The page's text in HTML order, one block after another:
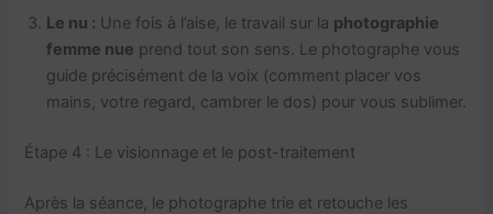
Le nu : Une fois à l’aise, le travail sur la photographie
femme nue prend tout son sens. Le photographe vous
guide précisément de la voix (comment placer vos
mains, votre regard, cambrer le dos) pour vous sublimer.
Étape 4 : Le visionnage et le post-traitement
Après la séance, le photographe trie et retouche les